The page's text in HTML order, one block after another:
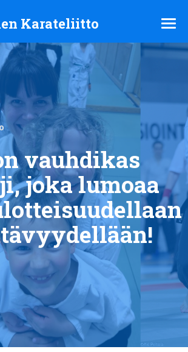
ry
Karateliitto
vauhdikas
joka lumoaa